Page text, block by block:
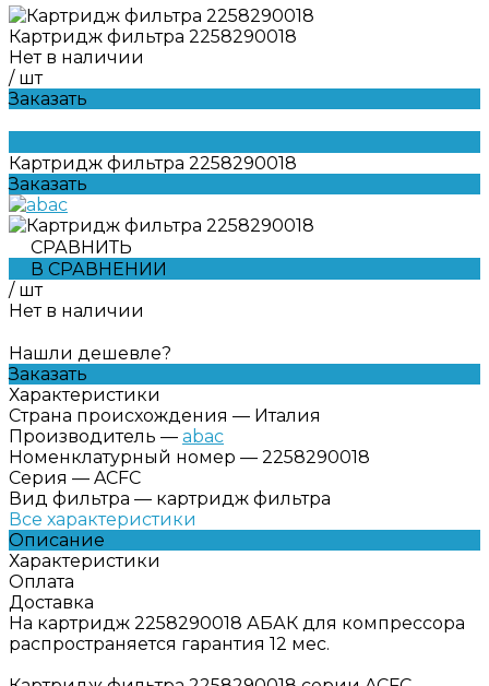
Картридж фильтра 2258290018
Нет в наличии
/ шт
Заказать
Картридж фильтра 2258290018
Заказать
СРАВНИТЬ
В СРАВНЕНИИ
/ шт
Нет в наличии
Нашли дешевле?
Заказать
Характеристики
Страна происхождения — Италия
Производитель — abac
Номенклатурный номер — 2258290018
Серия — ACFC
Вид фильтра — картридж фильтра
Все характеристики
Описание
Характеристики
Оплата
Доставка
На картридж 2258290018 АБАК для компрессора
распространяется гарантия 12 мес.